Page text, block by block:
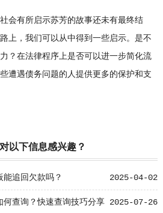
有所启示苏芳的故事还未有最终结
上，我们可以从中得到一些启示。是不
？在法律程序上是否可以进一步简化流
遭遇债务问题的人提供更多的保护和支
以下信息感兴趣？
2025-04-02
追回欠款吗？
2025-07-26
查询？快速查询技巧分享